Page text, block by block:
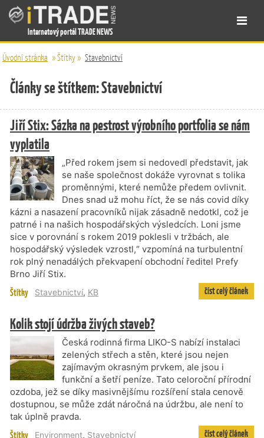
Internetový portál TRADE NEWS
Úvodní stránka »Štítky» Stavebnictví
Články se štítkem: Stavebnictví
Jiří Stix: Sázka na pestrost výrobního portfolia se nám
vyplatila
„Před rokem jsem si nedovedl představit, jak
se naše společnost dokáže vyrovnat s tolika
proměnnými, které nemůže předem ovlivnit.
Dnes snad už mohu říct, že se nás covid díky
kázni a nasazení pracovníků nijak zásadně nedotkl, což je
patrné i na našich hospodářských výsledcích. Loni jsme
sice v porovnání s rokem 2019 poklesli v tržbách, ale
hospodářský výsledek vzrostl,“ vzpomíná na turbulentní
rok plný nenadálých překvapení obchodní ředitel Prefy
Brno Jiří Stix.
Štítky Stavebnictví, KB číst celý článek
Kolik stojí údržba živých staveb?
Česká rodinná firma LIKO-S nabízí instalaci
zelených střech a stěn, které jsou nejen
zajímavým okrasným prvkem, ale jsou i
funkční a šetří peníze. Tato celoroční přírodní
ozdoba, jež se díky masivnějšímu rozšíření stala cenově
dostupnou, se může zdát náročná na údržbu, ale není to
tak úplně pravda.
Štítky Environment, Stavebnictví číst celý článek